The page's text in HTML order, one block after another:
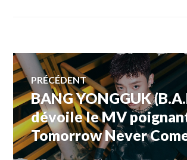
Navigation
de
l’article
PRÉCÉDENT
Article
précédent :
BANG YONGGUK
dévoile le MV
Tomorrow Never